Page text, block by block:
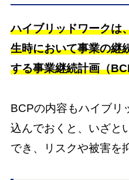
ハイブリッドワークは
生時において事業の継
する事業継続計画（
BCPの内容もハイブリ
込んでおくと、いざと
でき、リスクや被害を